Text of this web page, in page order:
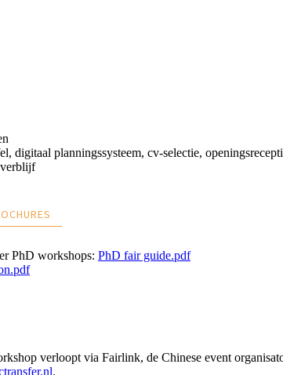
digitaal planningssysteem, cv-selectie,
PhD workshops: PhD fair guide.pdf
verloopt via Fairlink, de Chinese event
.